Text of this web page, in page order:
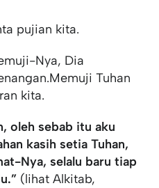
pujian kita.
Nya, Dia
Tuhan
kita.
oleh sebab itu aku
kasih setia Tuhan,
Nya, selalu baru tiap
(lihat Alkitab,